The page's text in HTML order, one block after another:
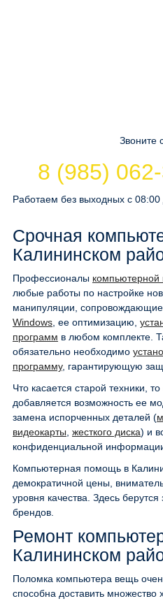
Звоните
8 (985)
Работаем без выходных с
Срочная
Калининском
Профессионалы
любые работы по настройке
манипуляции,
Windows , ее оптимизацию,
программ в любом комплекте.
обязательно необходимо
программу, гарантирующую
Что касается старой техники,
добавляется возможность ее
замена испорченных деталей (
видеокарты жесткого диска) и
конфиденциальной
Компьютерная помощь в
демократичной цены,
уровня качества. Здесь
брендов.
Ремонт
Калининском
Поломка компьютера вещь
способна доставить множество